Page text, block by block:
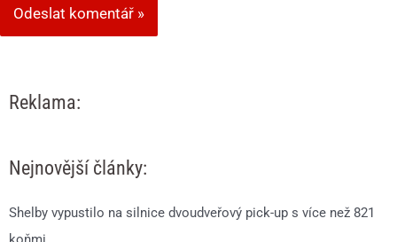
Reklama:
Nejnovější články:
Shelby vypustilo na silnice dvoudveřový pick-up s více než 821